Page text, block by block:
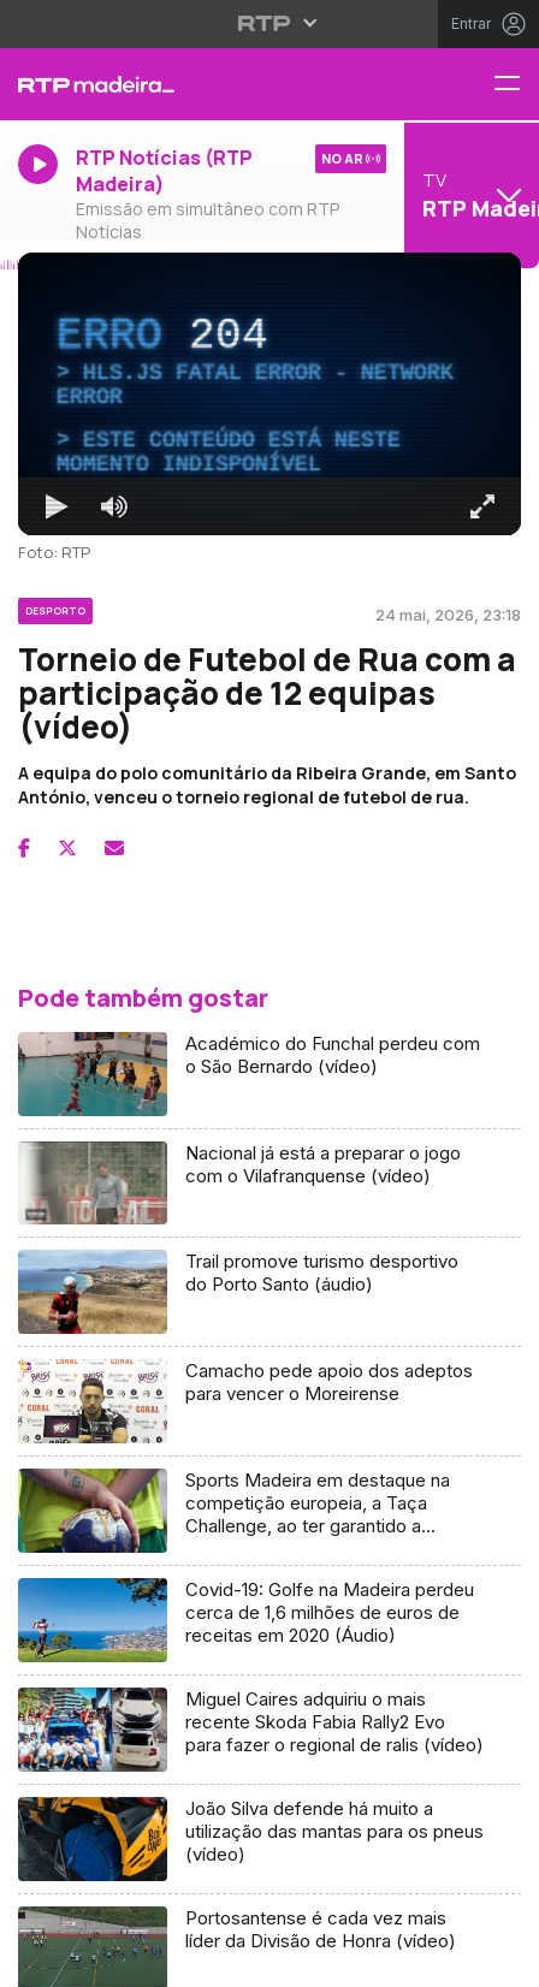
Entrar
RTP Notícias (RTP
Madeira)
Emissão em simultâneo com RTP
Notícias
NO AR
TV
RTP
ERRO204
HLS.JS FATAL ERROR - NETWORK
ERROR
ESTE CONTEÚDO ESTÁ NESTE
MOMENTO INDISPONÍVEL
Foto: RTP
DESPORTO 24 mai, 2026, 23:18
Torneio de Futebol de Rua com a
participação de 12 equipas
(vídeo)
A equipa do polo comunitário da Ribeira Grande, em Santo
António, venceu o torneio regional de futebol de rua.
Pode também gostar
Académico do Funchal perdeu com
o São Bernardo (vídeo)
Nacional já está a preparar o jogo
com o Vilafranquense (vídeo)
Trail promove turismo desportivo
do Porto Santo (áudio)
Camacho pede apoio dos adeptos
para vencer o Moreirense
Sports Madeira em destaque na
competição europeia, a Taça
Challenge, ao ter garantido a
(Vídeo)
Covid-19: Golfe na Madeira perdeu
cerca de 1,6 milhões de euros de
receitas em 2020 (Áudio)
Miguel Caires adquiriu o mais
recente Skoda Fabia Rally2 Evo
para fazer o regional de ralis (vídeo)
João Silva defende há muito a
utilização das mantas para os pneus
(vídeo)
Portosantense é cada vez mais
líder da Divisão de Honra (vídeo)